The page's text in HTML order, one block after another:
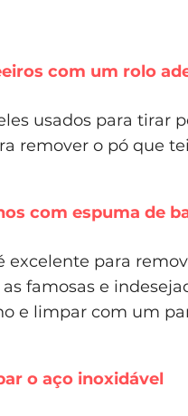
com um rolo
usados para tirar
remover o pó que
com espuma de
excelente para
famosas e
e limpar com um
o aço inoxidável